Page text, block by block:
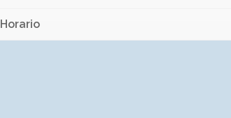
Horario